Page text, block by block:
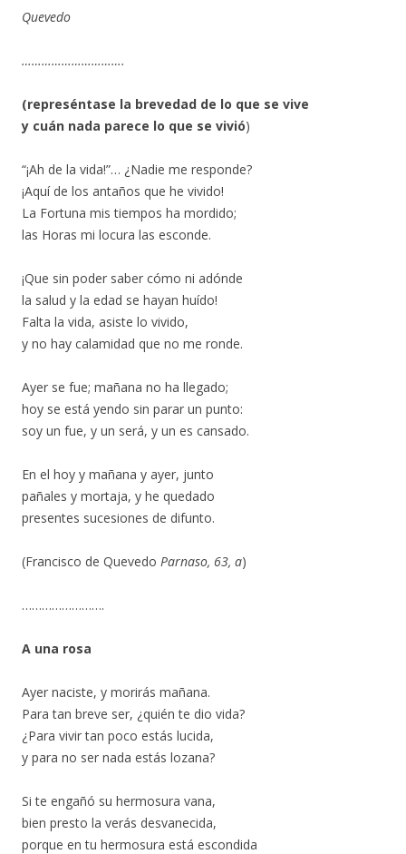
Quevedo
………………………….
(represéntase la brevedad de lo que se vive
y cuán nada parece lo que se vivió)
“¡Ah de la vida!”… ¿Nadie me responde?
¡Aquí de los antaños que he vivido!
La Fortuna mis tiempos ha mordido;
las Horas mi locura las esconde.
¡Que sin poder saber cómo ni adónde
la salud y la edad se hayan huído!
Falta la vida, asiste lo vivido,
y no hay calamidad que no me ronde.
Ayer se fue; mañana no ha llegado;
hoy se está yendo sin parar un punto:
soy un fue, y un será, y un es cansado.
En el hoy y mañana y ayer, junto
pañales y mortaja, y he quedado
presentes sucesiones de difunto.
(Francisco de Quevedo Parnaso, 63, a)
…………………….
A una rosa
Ayer naciste, y morirás mañana.
Para tan breve ser, ¿quién te dio vida?
¿Para vivir tan poco estás lucida,
y para no ser nada estás lozana?
Si te engañó su hermosura vana,
bien presto la verás desvanecida,
porque en tu hermosura está escondida